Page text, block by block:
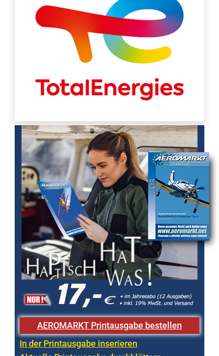
AEROMARKT Printausgabe bestellen
In der Printausgabe inserieren